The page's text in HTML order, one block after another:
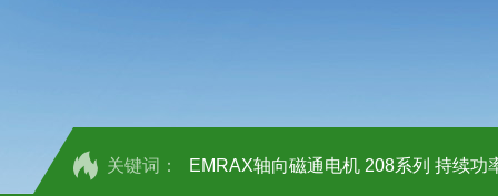
关键词： EMRAX轴向磁通电机 208系列 持续功